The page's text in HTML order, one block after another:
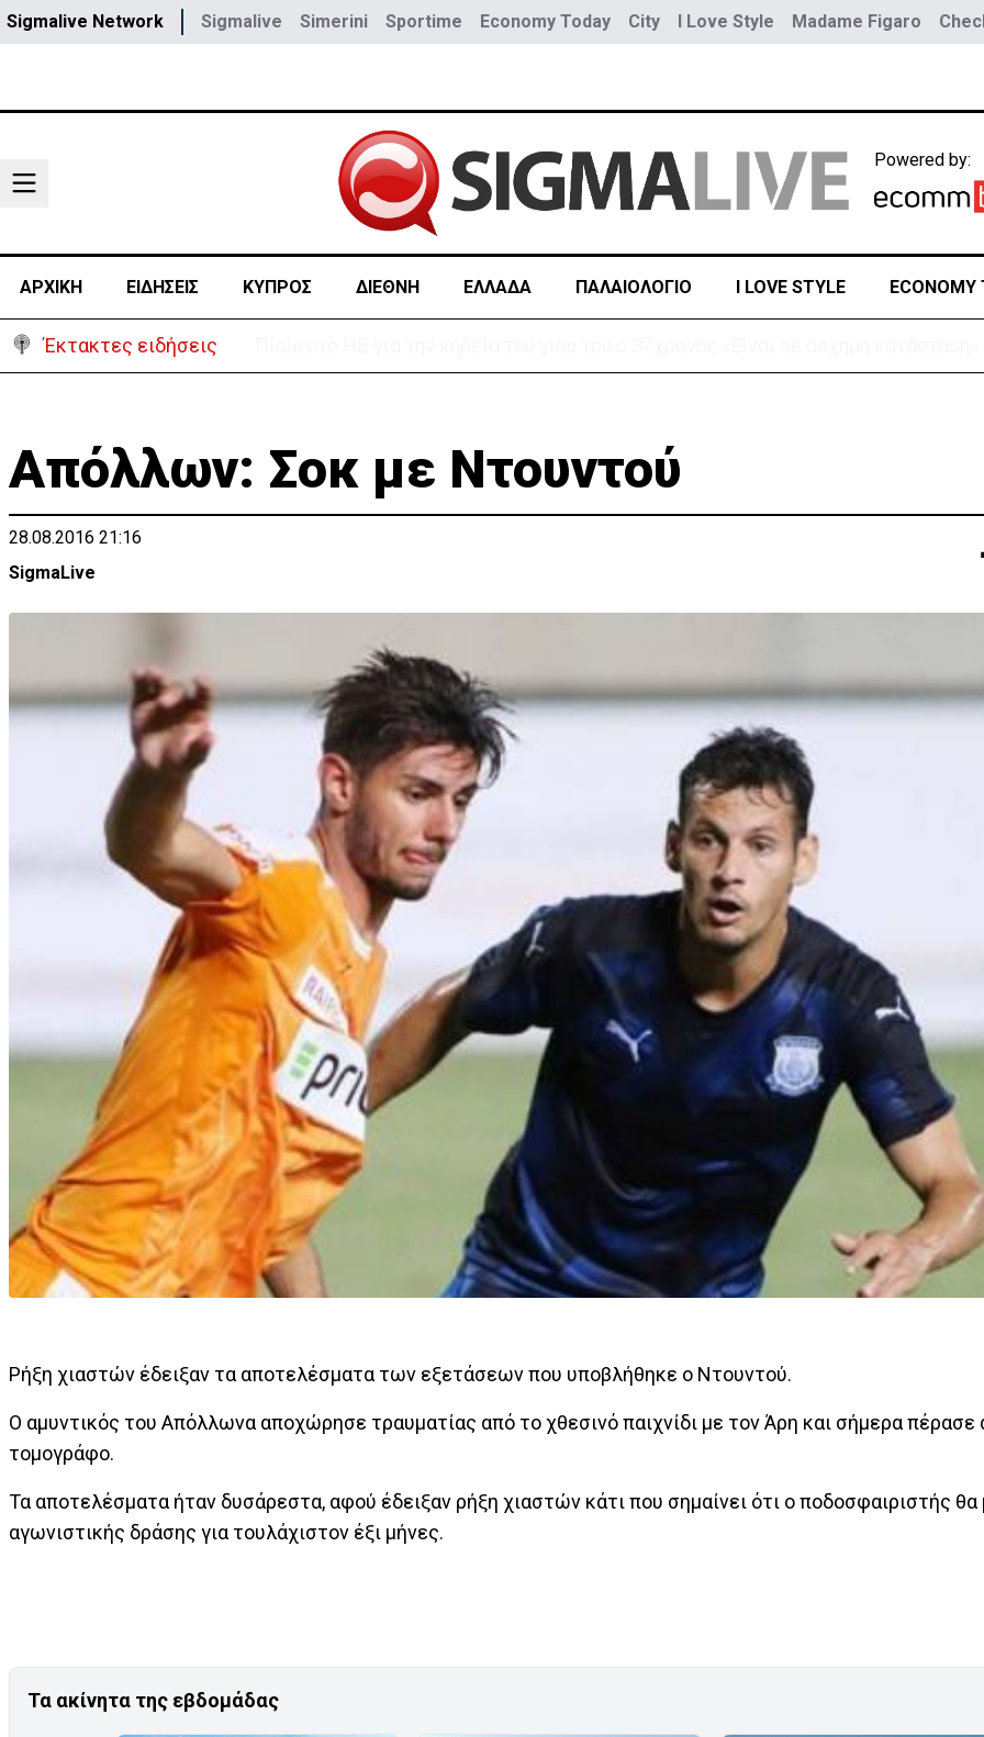
Sigmalive Network Sigmalive Simerini Sportime Economy Today City I Love Style Madame Figaro
Powered by:
ΑΡΧΙΚΗ ΕΙΔΗΣΕΙΣ ΚΥΠΡΟΣ ΔΙΕΘΝΗ ΕΛΛΑΔΑ ΠΑΛΑΙΟΛΟΓΙΟ I LOVE STYLE ECONOMY
Έκτακτες ειδήσεις
Απόλλων: Σοκ με Ντουντού
28.08.2016 21:16
SigmaLive
Ρήξη χιαστών έδειξαν τα αποτελέσματα των εξετάσεων που υποβλήθηκε ο Ντουντού.
Ο αμυντικός του Απόλλωνα αποχώρησε τραυματίας από το χθεσινό παιχνίδι με τον Άρη και σήμερα πέρασε
τομογράφο.
Τα αποτελέσματα ήταν δυσάρεστα, αφού έδειξαν ρήξη χιαστών κάτι που σημαίνει ότι ο ποδοσφαιριστής θα
αγωνιστικής δράσης για τουλάχιστον έξι μήνες.
Τα ακίνητα της εβδομάδας